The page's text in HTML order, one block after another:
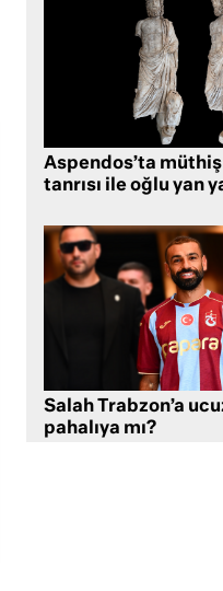
Aspendos’ta
tanrısı ile oğlu yan
Salah Trabzon’a
pahalıya mı?